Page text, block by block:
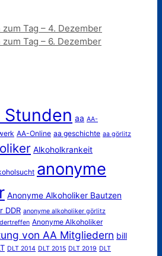
zum Tag – 4. Dezember
zum Tag – 6. Dezember
Stunden aa AA-
AA-Online aa geschichte aa görlitz
Alkoholkrankeit
anonyme
Anonyme Alkoholiker Bautzen
DDR anonyme alkoholiker görlitz
Anonyme Alkoholiker
von AA Mitgliedern bill
DLT 2014 DLT 2015 DLT 2019 DLT